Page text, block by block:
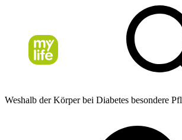
Weshalb der Körper bei Diabetes besondere